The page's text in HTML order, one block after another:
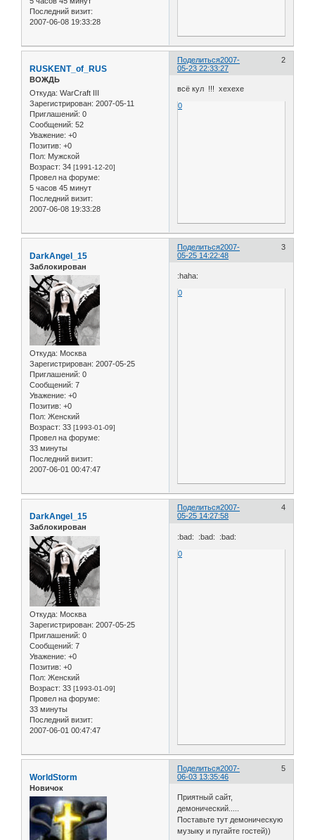
Последний визит:
2007-06-08 19:33:28
Поделиться 2
2007-
05-23 22:33:27
RUSKENT_of_RUS
ВОЖДЬ
Откуда: WarCraft III
Зарегистрирован: 2007-05-11
Приглашений: 0
Сообщений: 52
Уважение: +0
Позитив: +0
Пол: Мужской
Возраст: 34 [1991-12-20]
Провел на форуме:
5 часов 45 минут
Последний визит:
2007-06-08 19:33:28
всё кул !!! хехехе
0
Поделиться 3
2007-
05-25 14:22:48
DarkAngel_15
Заблокирован
Откуда: Москва
Зарегистрирован: 2007-05-25
Приглашений: 0
Сообщений: 7
Уважение: +0
Позитив: +0
Пол: Женский
Возраст: 33 [1993-01-09]
Провел на форуме:
33 минуты
Последний визит:
2007-06-01 00:47:47
:haha:
0
Поделиться 4
2007-
05-25 14:27:58
DarkAngel_15
Заблокирован
Откуда: Москва
Зарегистрирован: 2007-05-25
Приглашений: 0
Сообщений: 7
Уважение: +0
Позитив: +0
Пол: Женский
Возраст: 33 [1993-01-09]
Провел на форуме:
33 минуты
Последний визит:
2007-06-01 00:47:47
:bad: :bad: :bad:
0
Поделиться 5
2007-
06-03 13:35:46
WorldStorm
Новичок
Приятный сайт,
демонический.....
Поставьте тут демоническую
музыку и пугайте гостей))